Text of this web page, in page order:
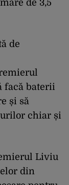
de 3,5
de
facă baterii
și să
chiar și
Liviu
din